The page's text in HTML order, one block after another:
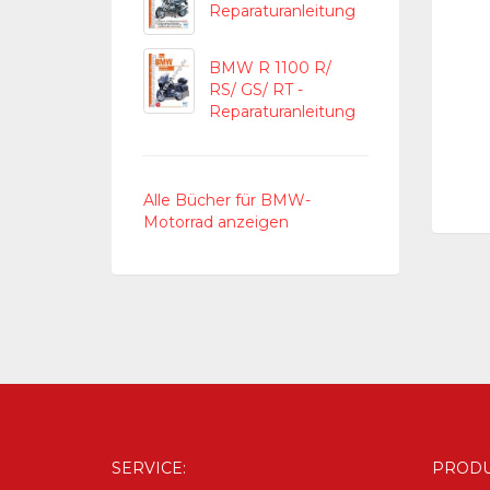
Reparaturanleitung
BMW R 1100 R/
RS/ GS/ RT -
Reparaturanleitung
Alle Bücher für BMW-
Motorrad anzeigen
SERVICE: